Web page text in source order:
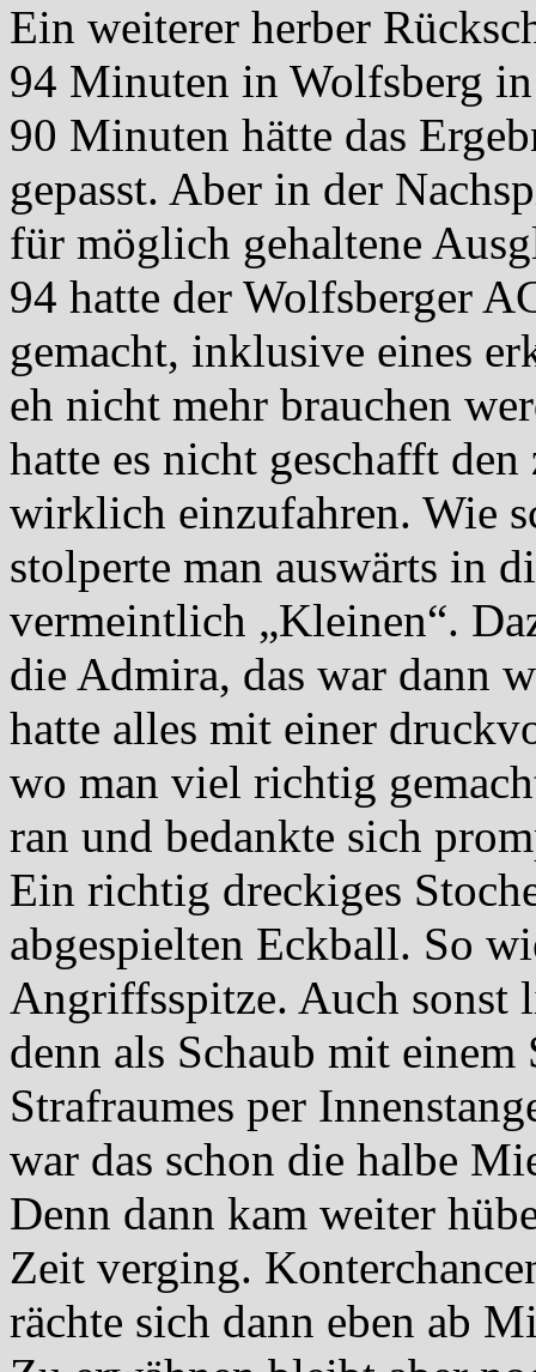
Ein weiterer herber
94 Minuten in Wolfsberg
90 Minuten hätte das
gepasst. Aber in der
für möglich gehaltene
94 hatte der Wolfsberger
gemacht, inklusive eines
eh nicht mehr brauchen
hatte es nicht geschafft
wirklich einzufahren. Wie
stolperte man auswärts in
vermeintlich „Kleinen“.
die Admira, das war dann
hatte alles mit einer
wo man viel richtig
ran und bedankte sich
Ein richtig dreckiges
abgespielten Eckball. So
Angriffsspitze. Auch sonst
denn als Schaub mit einem
Strafraumes per
war das schon die halbe
Denn dann kam weiter
Zeit verging.
rächte sich dann eben ab